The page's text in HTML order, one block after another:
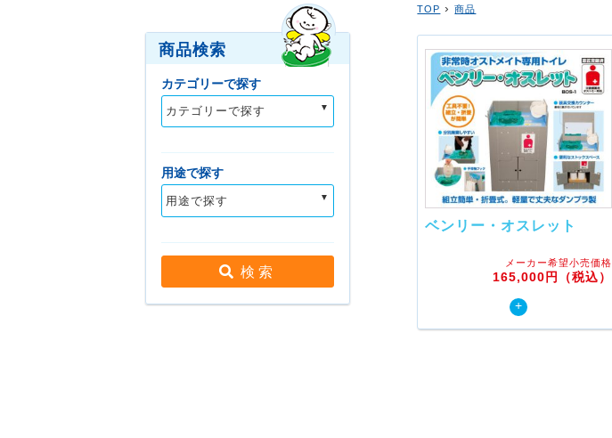
商品検索
カテゴリーで探す
カテゴリーで探す
用途で探す
用途で探す
検 索
TOP ›商品
ベンリー・オスレット
メーカー希望小売価格
165,000円（税込）